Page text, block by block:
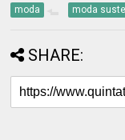
moda moda
SHARE: